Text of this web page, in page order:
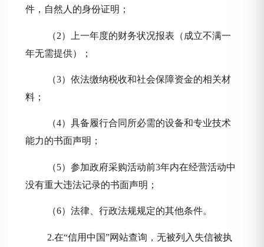
件，自然人的身份证明 ；
（2） 上一年度的财务状况报表 （成立不满一
年无需提供）
；
（3）依法缴纳税收和社会保障资金的相关材
料 ；
（4）具备履行合同所必需的设备和专业技术
能力的书面声明 ；
（5）参加政府采购活动前3年内在经营活动中
没有重大违法记录的书面声明 ；
（6）法律、行政法规规定的其他条件。
2.在“信用中国”网站查询，无被列入失信被执